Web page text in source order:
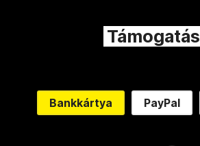
Támogatás
Bankkártya PayPal